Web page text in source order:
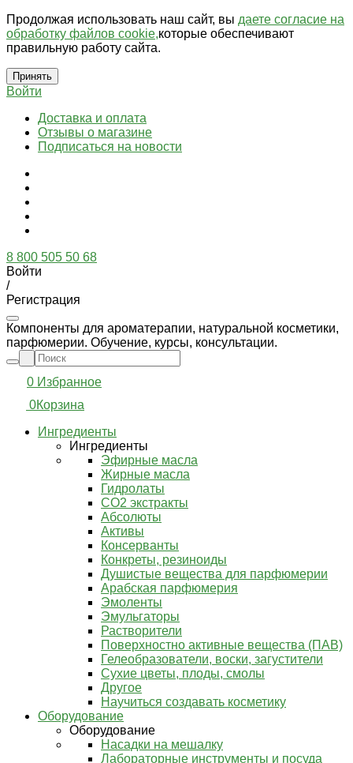
Продолжая использовать наш сайт, вы даете согласие на
обработку файлов cookie,которые обеспечивают
правильную работу сайта.
Принять
Войти
Доставка и оплата
Отзывы о магазине
Подписаться на новости
8 800 505 50 68
Войти
/
Регистрация
Компоненты для ароматерапии, натуральной косметики,
парфюмерии. Обучение, курсы, консультации.
0 Избранное
0Корзина
Ингредиенты
Ингредиенты
Эфирные масла
Жирные масла
Гидролаты
СО2 экстракты
Абсолюты
Активы
Консерванты
Конкреты, резиноиды
Душистые вещества для парфюмерии
Арабская парфюмерия
Эмоленты
Эмульгаторы
Растворители
Поверхностно активные вещества (ПАВ)
Гелеобразователи, воски, загустители
Сухие цветы, плоды, смолы
Другое
Научиться создавать косметику
Оборудование
Оборудование
Насадки на мешалку
Лабораторные инструменты и посуда